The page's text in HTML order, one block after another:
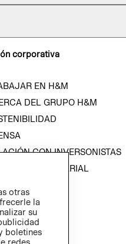
corporativa
EN H&M
DEL GRUPO H&M
CON INVERSONISTAS
EMPRESARIAL
otras
la
su
boletines
redes